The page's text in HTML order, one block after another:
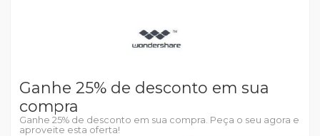
Ganhe 25% de desconto em sua
compra
Ganhe 25% de desconto em sua compra. Peça o seu agora e
aproveite esta oferta!